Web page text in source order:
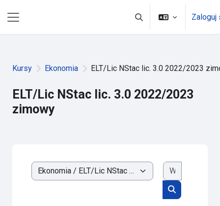
Przełącznik
Zaloguj
Kursy Ekonomia ELT/Lic NStac lic. 3.0 2022/2023
ELT/Lic NStac lic. 3.0 2022/2023
zimowy
Kategorie kursów
Wyszukaj